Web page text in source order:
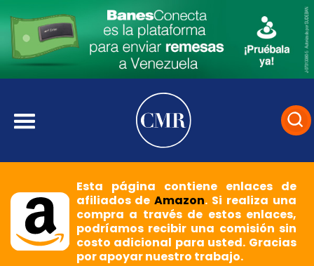
Esta página contiene enlaces de
afiliados deAmazon. Si realiza una
compra a través de estos enlaces,
podríamos recibir una comisión sin
costo adicional para usted. Gracias
por apoyar nuestro trabajo.